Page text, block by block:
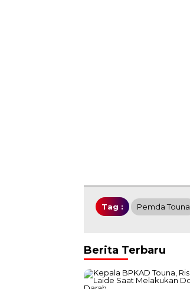
Tag : Pemda Touna
Berita Terbaru